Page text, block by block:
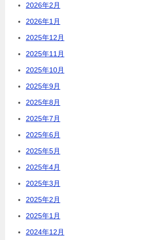
2026年2月
2026年1月
2025年12月
2025年11月
2025年10月
2025年9月
2025年8月
2025年7月
2025年6月
2025年5月
2025年4月
2025年3月
2025年2月
2025年1月
2024年12月